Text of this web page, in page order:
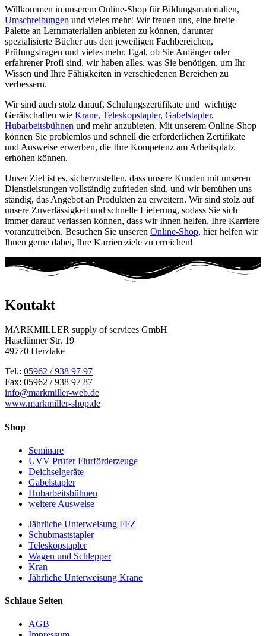
Willkommen in unserem Online-Shop für Bildungsmaterialien,
Umschreibungen und vieles mehr! Wir freuen uns, eine breite
Palette an Lernmaterialien anbieten zu können, darunter
spezialisierte Bücher aus den jeweiligen Fachbereichen,
Prüfungsfragen und vieles mehr. Egal, ob Sie Anfänger oder
erfahrener Profi sind, wir haben alles, was Sie benötigen, um Ihr
Wissen und Ihre Fähigkeiten in verschiedenen Bereichen zu
verbessern.
Wir sind auch stolz darauf, Schulungszertifikate und wichtige
Gerätschaften wie Krane, Teleskopstapler, Gabelstapler,
Hubarbeitsbühnen und mehr anzubieten. Mit unserem Online-Shop
können Sie problemlos und schnell die erforderlichen Zertifikate
und Ausweise erwerben, die Ihre Kompetenz am Arbeitsplatz
erhöhen können.
Unser Ziel ist es, sicherzustellen, dass unsere Kunden mit unseren
Dienstleistungen vollständig zufrieden sind, und wir bemühen uns
ständig, das Angebot an Produkten zu erweitern. Wir sind stolz auf
unsere Zuverlässigkeit und schnelle Lieferung, sodass Sie sich
immer darauf verlassen können, dass wir Ihnen helfen, Ihre Karriere
voranzutreiben. Besuchen Sie unseren Online-Shop, hier helfen wir
Ihnen gerne dabei, Ihre Karriereziele zu erreichen!
Kontakt
MARKMILLER supply of services GmbH
Haselünner Str. 19
49770 Herzlake
Tel.: 05962 / 938 97 97
Fax: 05962 / 938 97 87
info@markmiller-web.de
www.markmiller-shop.de
Shop
Seminare
UVV Prüfer Flurförderzeuge
Deichselgeräte
Gabelstapler
Hubarbeitsbühnen
weitere Ausweise
Jährliche Unterweisung FFZ
Schubmaststapler
Teleskopstapler
Wagen und Schlepper
Kran
Jährliche Unterweisung Krane
Schlaue Seiten
AGB